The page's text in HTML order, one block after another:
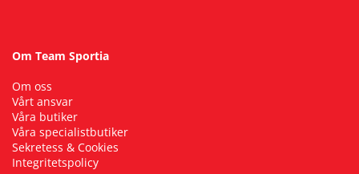
Om Team Sportia
Om oss
Vårt ansvar
Våra butiker
Våra specialistbutiker
Sekretess & Cookies
Integritetspolicy